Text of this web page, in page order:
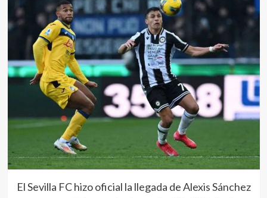
El Sevilla FC hizo oficial la llegada de Alexis Sánchez